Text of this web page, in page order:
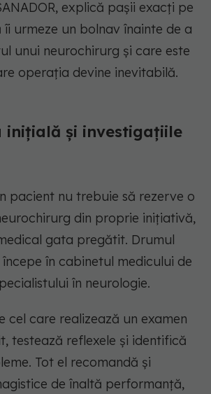
explică pașii exacți pe
urmeze un bolnav înainte de a
unui neurochirurg și care este
operația devine inevitabilă.
inițială și investigațiile
pacient nu trebuie să rezerve o
din proprie inițiativă,
gata pregătit. Drumul
în cabinetul medicului de
în neurologie.
cel care realizează un examen
testează reflexele și identifică
Tot el recomandă și
de înaltă performanță,